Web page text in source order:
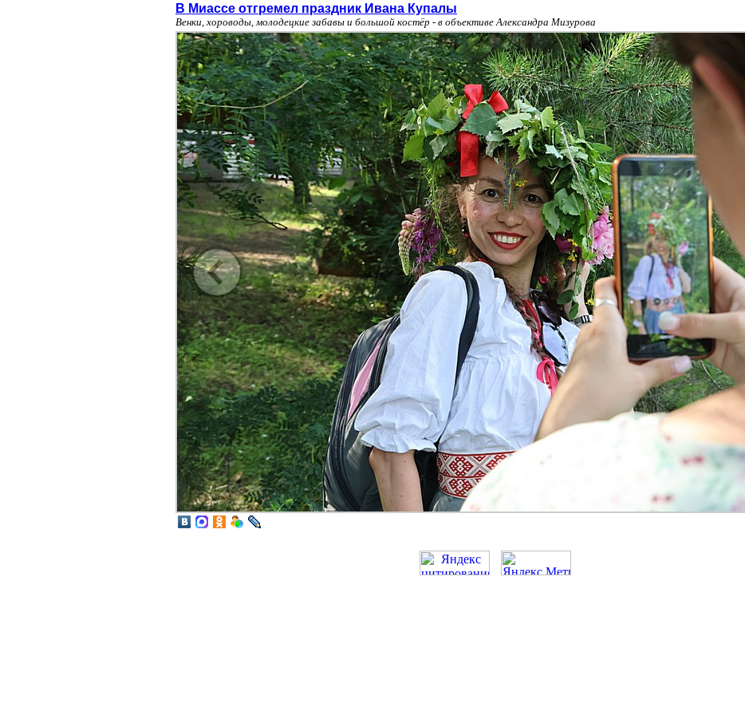
В Миассе отгремел праздник Ивана Купалы
Венки, хороводы, молодецкие забавы и большой костёр - в объективе Александра Мизурова